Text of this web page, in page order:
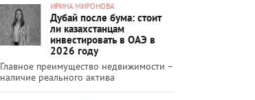
ИРИНА МИРОНОВА
Дубай после бума: стоит
ли казахстанцам
инвестировать в ОАЭ в
2026 году
Главное преимущество недвижимости –
наличие реального актива